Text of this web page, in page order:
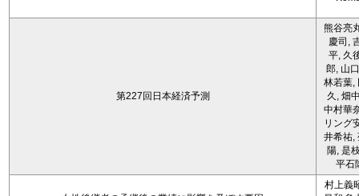
第227回日本経済予測
熊谷亮
慶司,
平, 久
郎, 山
林若葉,
久, 畑
中村華
リング
井希祐,
陽, 是
平石
村上義